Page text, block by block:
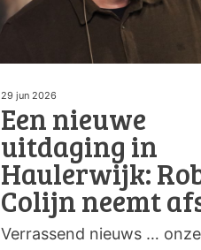
29 jun 2026
Een nieuwe
uitdaging in
Haulerwijk:
Colijn neemt
Verrassend nieuws … onze